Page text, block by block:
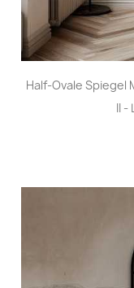
Half-Ovale Spiegel
II -